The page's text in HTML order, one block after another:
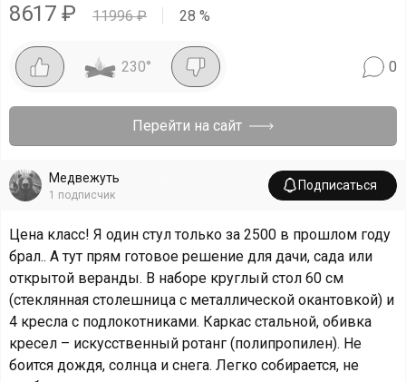
8617 ₽ 11996₽ 28 %
230° 0
Перейти на сайт
Медвежуть
1 подписчик
Подписаться
Цена класс! Я один стул только за 2500 в прошлом году
брал.. А тут прям готовое решение для дачи, сада или
открытой веранды. В наборе круглый стол 60 см
(стеклянная столешница с металлической окантовкой) и
4 кресла с подлокотниками. Каркас стальной, обивка
кресел – искусственный ротанг (полипропилен). Не
боится дождя, солнца и снега. Легко собирается, не